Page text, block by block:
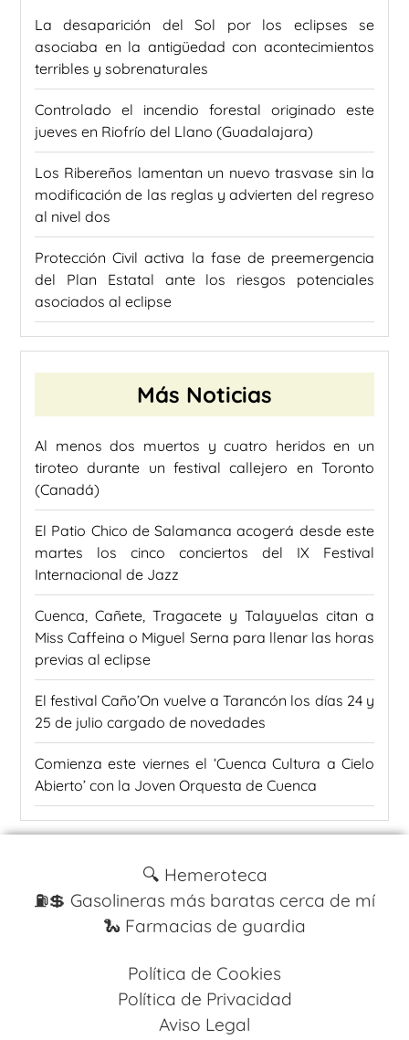
La desaparición del Sol por los eclipses se
asociaba en la antigüedad con acontecimientos
terribles y sobrenaturales
Controlado el incendio forestal originado este
jueves en Riofrío del Llano (Guadalajara)
Los Ribereños lamentan un nuevo trasvase sin la
modificación de las reglas y advierten del regreso
al nivel dos
Protección Civil activa la fase de preemergencia
del Plan Estatal ante los riesgos potenciales
asociados al eclipse
Más Noticias
Al menos dos muertos y cuatro heridos en un
tiroteo durante un festival callejero en Toronto
(Canadá)
El Patio Chico de Salamanca acogerá desde este
martes los cinco conciertos del IX Festival
Internacional de Jazz
Cuenca, Cañete, Tragacete y Talayuelas citan a
Miss Caffeina o Miguel Serna para llenar las horas
previas al eclipse
El festival Caño’On vuelve a Tarancón los días 24 y
25 de julio cargado de novedades
Comienza este viernes el ‘Cuenca Cultura a Cielo
Abierto’ con la Joven Orquesta de Cuenca
🔍 Hemeroteca
⛽️💲 Gasolineras más baratas cerca de mí
🐍 Farmacias de guardia
Política de Cookies
Política de Privacidad
Aviso Legal